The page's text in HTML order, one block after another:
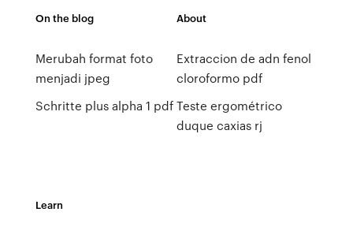
On the blog
Merubah format foto
menjadi jpeg
Schritte plus alpha 1 pdf
About
Extraccion de adn fenol
cloroformo pdf
Teste ergométrico
duque caxias rj
Learn